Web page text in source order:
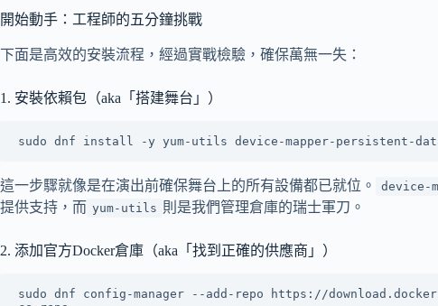
開始動手：工程師的五分鐘挑戰
下面是高效的安裝流程，經過實戰檢驗，確保萬無一失：
1. 安裝依賴包（aka「搭建舞台」）
這一步驟就像是在演出前確保舞台上的所有設備都已就位。 device-
提供支持，而 yum-utils 則是我們管理倉庫的瑞士軍刀。
2. 添加官方Docker倉庫（aka「找到正確的供應商」）
sudo dnf config-manager --add-repo https://